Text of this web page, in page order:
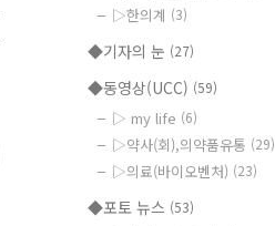
▷한의계 (3)
◆기자의 눈 (27)
◆동영상(UCC) (59)
▷ my life (6)
▷약사(회),의약품유통 (29)
▷의료(바이오벤처) (23)
◆포토 뉴스 (53)